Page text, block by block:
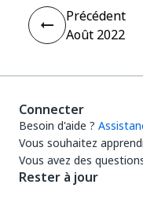
Précédent
Août 2022
Connecter
Besoin d'aide ?
Vous souhaitez
Vous avez des
Rester à jour